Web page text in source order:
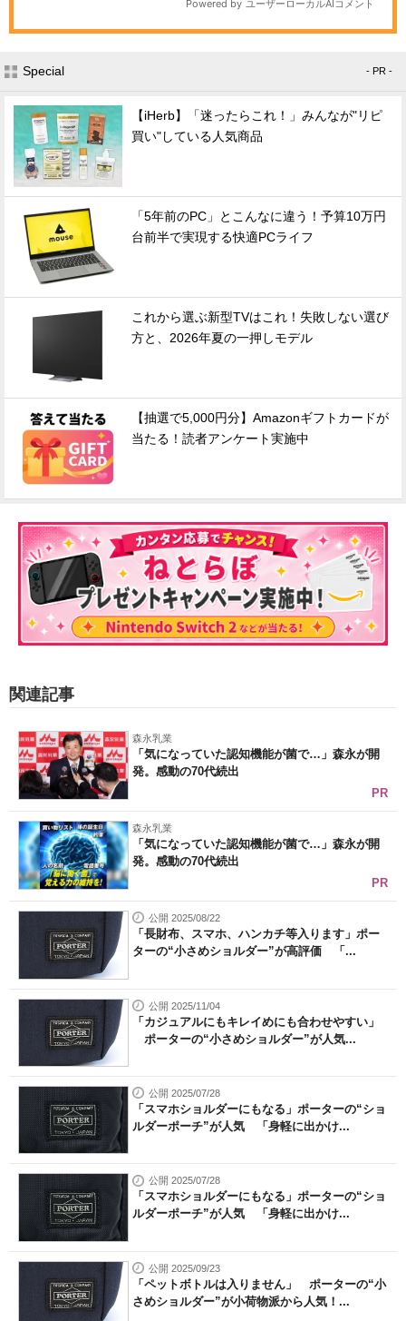
Special - PR -
【iHerb】「迷ったらこれ！」みんなが"リピ
買い"している人気商品
「5年前のPC」とこんなに違う！予算10万円
台前半で実現する快適PCライフ
これから選ぶ新型TVはこれ！失敗しない選び
方と、2026年夏の一押しモデル
【抽選で5,000円分】Amazonギフトカードが
当たる！読者アンケート実施中
関連記事
森永乳業
「気になっていた認知機能が菌で…」森永が開
発。感動の70代続出
PR
森永乳業
「気になっていた認知機能が菌で…」森永が開
発。感動の70代続出
PR
公開 2025/08/22
「長財布、スマホ、ハンカチ等入ります」ポー
ターの“小さめショルダー”が高評価 「...
公開 2025/11/04
「カジュアルにもキレイめにも合わせやすい」
ポーターの“小さめショルダー”が人気...
公開 2025/07/28
「スマホショルダーにもなる」ポーターの“ショ
ルダーポーチ”が人気 「身軽に出かけ...
公開 2025/07/28
「スマホショルダーにもなる」ポーターの“ショ
ルダーポーチ”が人気 「身軽に出かけ...
公開 2025/09/23
「ペットボトルは入りません」 ポーターの“小
さめショルダー”が小荷物派から人気！...